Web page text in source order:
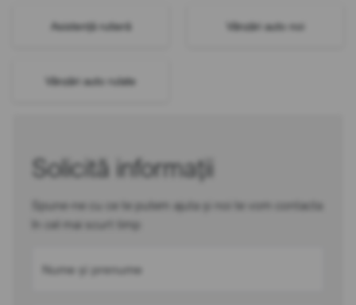
Asistență rutieră Vânzări auto noi
Vânzări auto rulate
Solicită informații
Spune-ne cu ce te putem ajuta și noi te vom contacta
în cel mai scurt timp
Nume și prenume